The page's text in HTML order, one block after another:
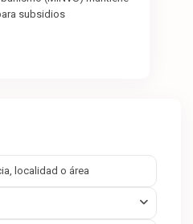
subsidios